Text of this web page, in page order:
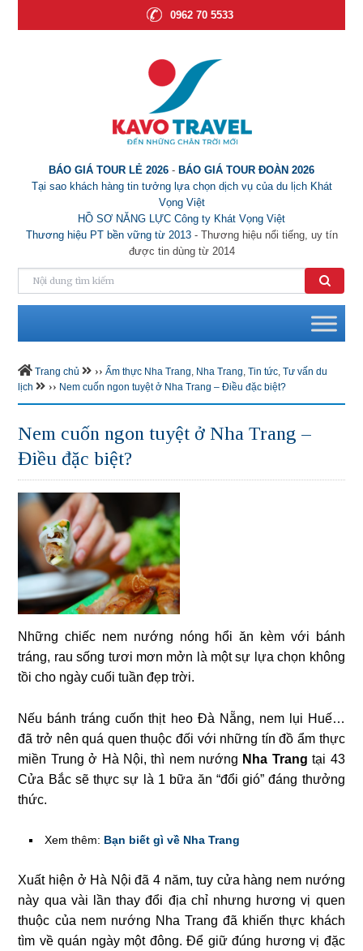
0962 70 5533
BÁO GIÁ TOUR LẺ 2026 - BÁO GIÁ TOUR ĐOÀN 2026
Tại sao khách hàng tin tưởng lựa chọn dịch vụ của du lịch Khát
Vọng Việt
HỒ SƠ NĂNG LỰC Công ty Khát Vọng Việt
Thương hiệu PT bền vững từ 2013- Thương hiệu nổi tiếng, uy tín
được tin dùng từ 2014
Trang chủ ›› Ẩm thực Nha Trang, Nha Trang,Tin tức,Tư vấn du
lịch
›› Nem cuốn ngon tuyệt ở Nha Trang – Điều đặc biệt?
Nem cuốn ngon tuyệt ở Nha Trang –
Điều đặc biệt?
Những chiếc nem nướng nóng hổi ăn kèm với bánh
tráng, rau sống tươi mơn mởn là một sự lựa chọn không
tồi cho ngày cuối tuần đẹp trời.
Nếu bánh tráng cuốn thịt heo Đà Nẵng, nem lụi Huế…
đã trở nên quá quen thuộc đối với những tín đồ ẩm thực
miền Trung ở Hà Nội, thì nem nướng Nha Trang tại 43
Cửa Bắc sẽ thực sự là 1 bữa ăn “đổi gió” đáng thưởng
thức.
Xem thêm: Bạn biết gì về Nha Trang
Xuất hiện ở Hà Nội đã 4 năm, tuy cửa hàng nem nướng
này qua vài lần thay đổi địa chỉ nhưng hương vị quen
thuộc của nem nướng Nha Trang đã khiến thực khách
tìm về quán ngày một đông. Để giữ đúng hương vị đặc